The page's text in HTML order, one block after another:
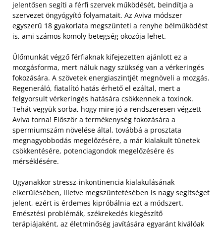
jelentősen segíti a férfi szervek működését, beindítja a
szervezet öngyógyító folyamatait. Az Aviva módszer
egyszerű 18 gyakorlata megszünteti a renyhe bélműködést
is, ami számos komoly betegség okozója lehet.
Ülőmunkát végző férfiaknak kifejezetten ajánlott ez a
mozgásforma, mert náluk nagy szükség van a vérkeringés
fokozására. A szövetek energiaszintjét megnöveli a mozgás.
Regeneráló, fiatalító hatás érhető el ezáltal, mert a
felgyorsult vérkeringés hatására csökkennek a toxinok.
Tehát vegyük sorba, hogy mire jó a rendszeresen végzett
Aviva torna! Először a termékenység fokozására a
spermiumszám növelése által, továbbá a prosztata
megnagyobbodás megelőzésére, a már kialakult tünetek
csökkentésére, potenciagondok megelőzésére és
mérséklésére.
Ugyanakkor stressz-inkontinencia kialakulásának
elkerülésében, illetve megszüntetésében is nagy segítséget
jelent, ezért is érdemes kipróbálnia ezt a módszert.
Emésztési problémák, székrekedés kiegészítő
terápiájaként, az életminőség javítására egyaránt kiválóak